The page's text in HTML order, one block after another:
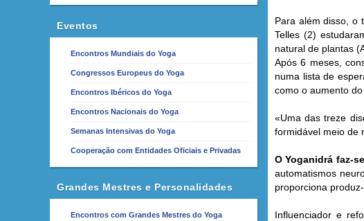
Eventos
Encontros Mundiais do Yoga
Congressos Europeus do Yoga
Encontros Ibéricos do Yoga
Encontros Nacionais do Yoga
Semanas Intensivas do Yoga
Cooperação com Entidades Oficiais e Privadas
Grandes Mestres e Personalidades
Encontros com Grandes Mestres do Yoga
Para além disso, o
Telles (2)
natural de plantas
Após 6 meses,
numa lista de
como o aumento
«Uma das treze
formidável meio de
O Yoganidrá faz-
automatismos
proporciona
Influenciador e